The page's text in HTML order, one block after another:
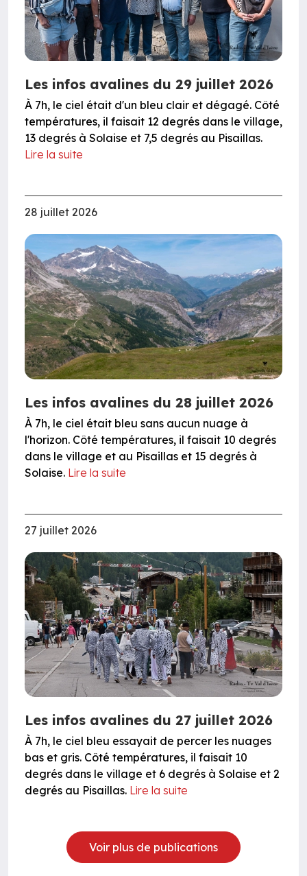
Les infos avalines du 29 juillet 2026
À 7h, le ciel était d'un bleu clair et dégagé. Côté
températures, il faisait 12 degrés dans le village,
13 degrés à Solaise et 7,5 degrés au Pisaillas.
Lire la suite
28 juillet 2026
Les infos avalines du 28 juillet 2026
À 7h, le ciel était bleu sans aucun nuage à
l'horizon. Côté températures, il faisait 10 degrés
dans le village et au Pisaillas et 15 degrés à
Solaise. Lire la suite
27 juillet 2026
Les infos avalines du 27 juillet 2026
À 7h, le ciel bleu essayait de percer les nuages
bas et gris. Côté températures, il faisait 10
degrés dans le village et 6 degrés à Solaise et 2
degrés au Pisaillas. Lire la suite
Voir plus de publications